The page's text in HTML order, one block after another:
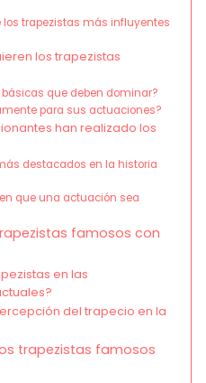
los trapezistas más influyentes
los trapezistas
que deben dominar?
para sus actuaciones?
han realizado los
destacados en la historia
que una actuación sea
famosos con
en las
del trapecio en la
trapezistas famosos